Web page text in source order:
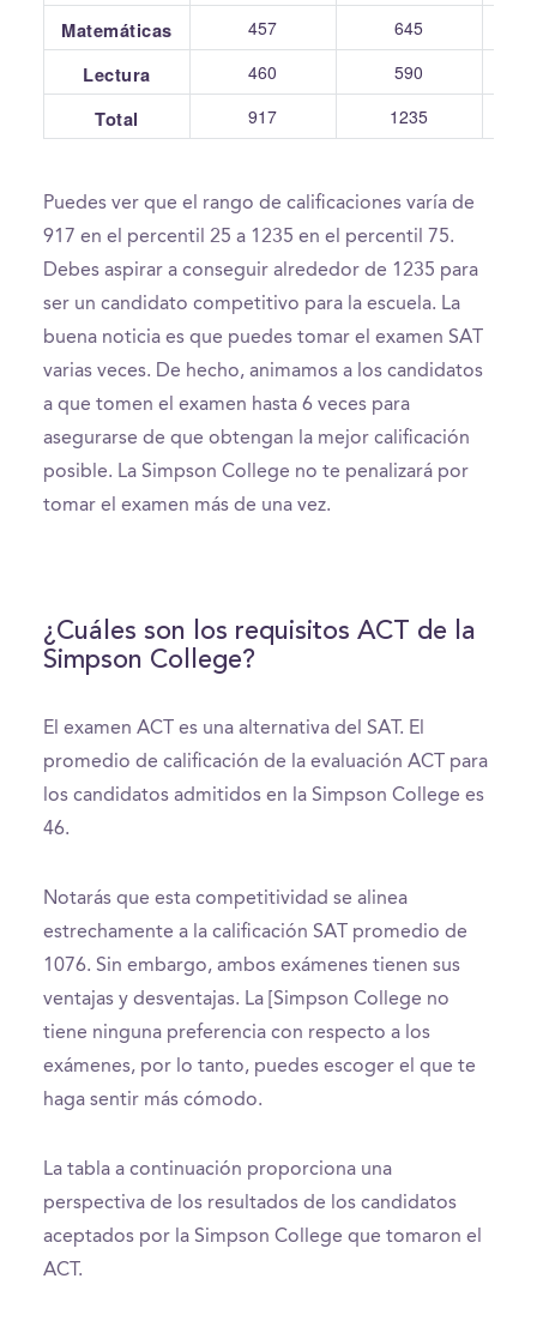
Matemáticas
457 645
Lectura 460 590
Total 917 1235
Puedes ver que el rango de calificaciones varía de
917 en el percentil 25 a 1235 en el percentil 75.
Debes aspirar a conseguir alrededor de 1235 para
ser un candidato competitivo para la escuela. La
buena noticia es que puedes tomar el examen SAT
varias veces. De hecho, animamos a los candidatos
a que tomen el examen hasta 6 veces para
asegurarse de que obtengan la mejor calificación
posible. La Simpson College no te penalizará por
tomar el examen más de una vez.
¿Cuáles son los requisitos ACT de la
Simpson College?
El examen ACT es una alternativa del SAT. El
promedio de calificación de la evaluación ACT para
los candidatos admitidos en la Simpson College es
46.
Notarás que esta competitividad se alinea
estrechamente a la calificación SAT promedio de
1076. Sin embargo, ambos exámenes tienen sus
ventajas y desventajas. La [Simpson College no
tiene ninguna preferencia con respecto a los
exámenes, por lo tanto, puedes escoger el que te
haga sentir más cómodo.
La tabla a continuación proporciona una
perspectiva de los resultados de los candidatos
aceptados por la Simpson College que tomaron el
ACT.